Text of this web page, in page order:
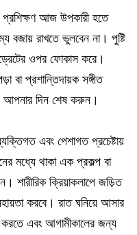
প্রশিক্ষণ আজ উপকারী হতে
বজায় রাখতে ভুলবেন না। পুষ্টি
ওপর ফোকাস করে।
বা প্রশান্তিদায়ক সঙ্গীত
আপনার দিন শেষ করুন।
এবং পেশাগত প্রচেষ্টায়
মধ্যে থাকা এক প্রকল্প বা
শারীরিক ক্রিয়াকলাপে জড়িত
করবে। রাত ঘনিয়ে আসার
এবং আগামীকালের জন্য